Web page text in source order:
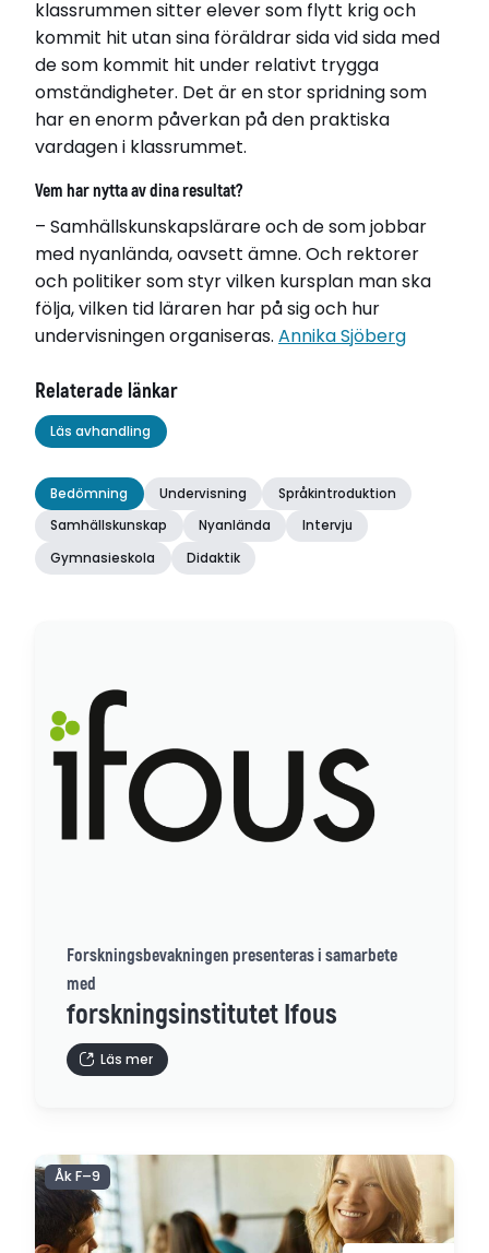
klassrummen sitter elever som flytt krig och
kommit hit utan sina föräldrar sida vid sida med
de som kommit hit under relativt trygga
omständigheter. Det är en stor spridning som
har en enorm påverkan på den praktiska
vardagen i klassrummet.
Vem har nytta av dina resultat?
– Samhällskunskapslärare och de som jobbar
med nyanlända, oavsett ämne. Och rektorer
och politiker som styr vilken kursplan man ska
följa, vilken tid läraren har på sig och hur
undervisningen organiseras. Annika Sjöberg
Relaterade länkar
Läs avhandling
Bedömning Undervisning
Språkintroduktion
Samhällskunskap
Nyanlända
Intervju
Gymnasieskola
Didaktik
Forskningsbevakningen presenteras i samarbete
med
forskningsinstitutet Ifous
Läs mer
Åk F–9